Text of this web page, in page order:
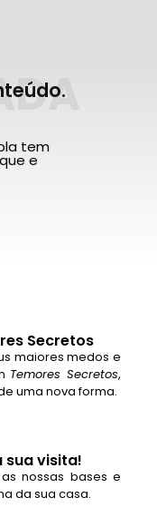
tem
e
Secretos
maiores medos e
Temores Secretos,
uma nova forma.
sua visita!
nossas bases e
da sua casa.